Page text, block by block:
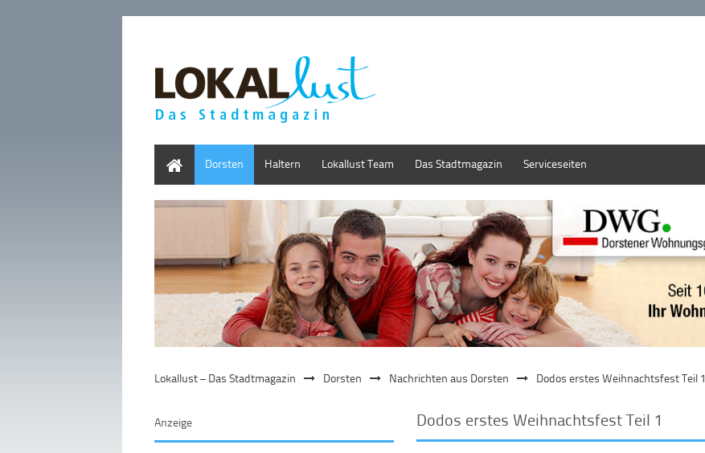
Dorsten Haltern Lokallust Team Das Stadtmagazin Serviceseiten
Lokallust – Das Stadtmagazin Dorsten Nachrichten aus Dorsten Dodos erstes Weihnachtsfest Teil 1
Dodos erstes Weihnachtsfest Teil 1
Anzeige